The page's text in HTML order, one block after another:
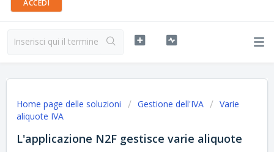
ACCEDI
Home page delle soluzioni Gestione dell'IVA
Varie
aliquote IVA
L'applicazione N2F gestisce varie aliquote